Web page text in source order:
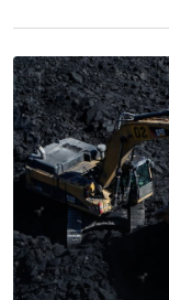
Эрэн